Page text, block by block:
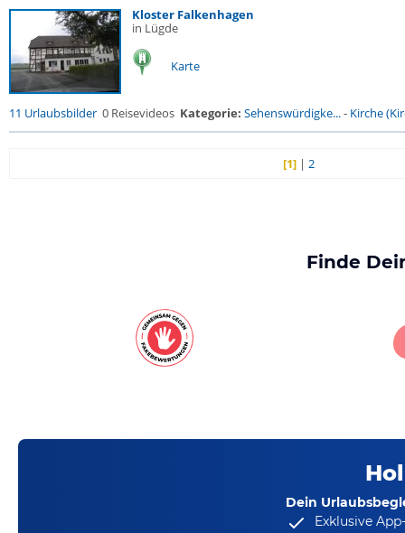
Kloster Falkenhagen
in Lügde
Karte
11 Urlaubsbilder 0 Reisevideos Kategorie: Sehenswürdigke...- Kirche
[1] |2
Finde
Dein
Exklusive